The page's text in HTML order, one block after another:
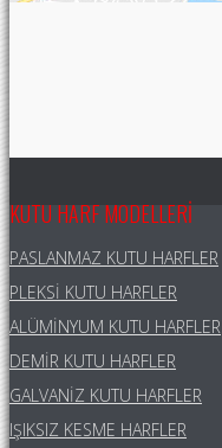
KUTU HARF MODELLERI
PASLANMAZ KUTU HARFLER
PLEKSI KUTU HARFLER
ALÜMINYUM KUTU HARFLER
DEMIR KUTU HARFLER
GALVANIZ KUTU HARFLER
IŞIKSIZ KESME HARFLER